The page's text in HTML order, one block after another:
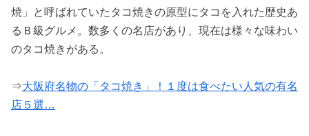
焼」と呼ばれていたタコ焼きの原型にタコを入れた歴史あ
るＢ級グルメ。数多くの名店があり、現在は様々な味わい
のタコ焼きがある。
⇒大阪府名物の「タコ焼き」！１度は食べたい人気の有名
店５選…